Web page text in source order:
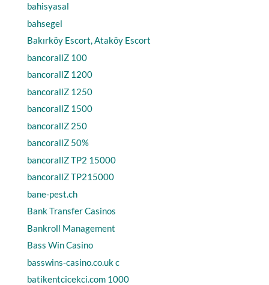
bahisyasal
bahsegel
Bakırköy Escort, Ataköy Escort
bancorallZ 100
bancorallZ 1200
bancorallZ 1250
bancorallZ 1500
bancorallZ 250
bancorallZ 50%
bancorallZ TP2 15000
bancorallZ TP215000
bane-pest.ch
Bank Transfer Casinos
Bankroll Management
Bass Win Casino
basswins-casino.co.uk c
batikentcicekci.com 1000